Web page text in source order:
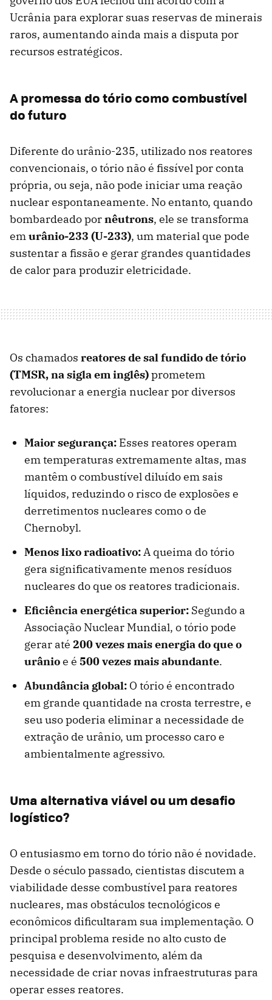
Ucrânia para explorar suas reservas de minerais
raros, aumentando ainda mais a disputa por
recursos estratégicos.
A promessa do tório como combustível
do futuro
Diferente do urânio-235, utilizado nos reatores
convencionais, o tório não é fissível por conta
própria, ou seja, não pode iniciar uma reação
nuclear espontaneamente. No entanto, quando
bombardeado pornêutrons, ele se transforma
emurânio-233 (U-233), um material que pode
sustentar a fissão e gerar grandes quantidades
de calor para produzir eletricidade.
Os chamados reatores de sal fundido de tório
(TMSR, na sigla em inglês)prometem
revolucionar a energia nuclear por diversos
fatores:
Maior segurança: Esses reatores operam
em temperaturas extremamente altas, mas
mantêm o combustível diluído em sais
líquidos, reduzindo o risco de explosões e
derretimentos nucleares como o de
Chernobyl.
Menos lixo radioativo:A queima do tório
gera significativamente menos resíduos
nucleares do que os reatores tradicionais.
Eficiência energética superior: Segundo a
Associação Nuclear Mundial, o tório pode
gerar até 200 vezes mais energia do que o
urânioe é 500 vezes mais abundante.
Abundância global: O tório é encontrado
em grande quantidade na crosta terrestre, e
seu uso poderia eliminar a necessidade de
extração de urânio, um processo caro e
ambientalmente agressivo.
Uma alternativa viável ou um desafio
logístico?
O entusiasmo em torno do tório não é novidade.
Desde o século passado, cientistas discutem a
viabilidade desse combustível para reatores
nucleares, mas obstáculos tecnológicos e
econômicos dificultaram sua implementação. O
principal problema reside no alto custo de
pesquisa e desenvolvimento, além da
necessidade de criar novas infraestruturas para
operar esses reatores.